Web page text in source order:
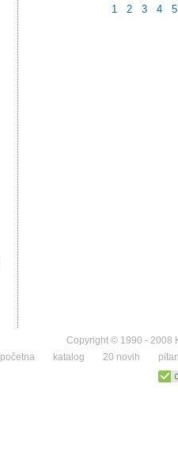
1
2 3 4 5
Copyright © 1990 - 2008
početna
katalog 20 novih